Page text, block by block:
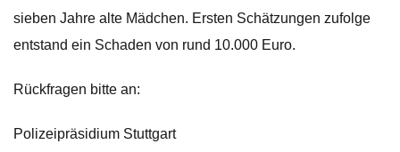
sieben Jahre alte Mädchen. Ersten Schätzungen zufolge
entstand ein Schaden von rund 10.000 Euro.
Rückfragen bitte an:
Polizeipräsidium Stuttgart